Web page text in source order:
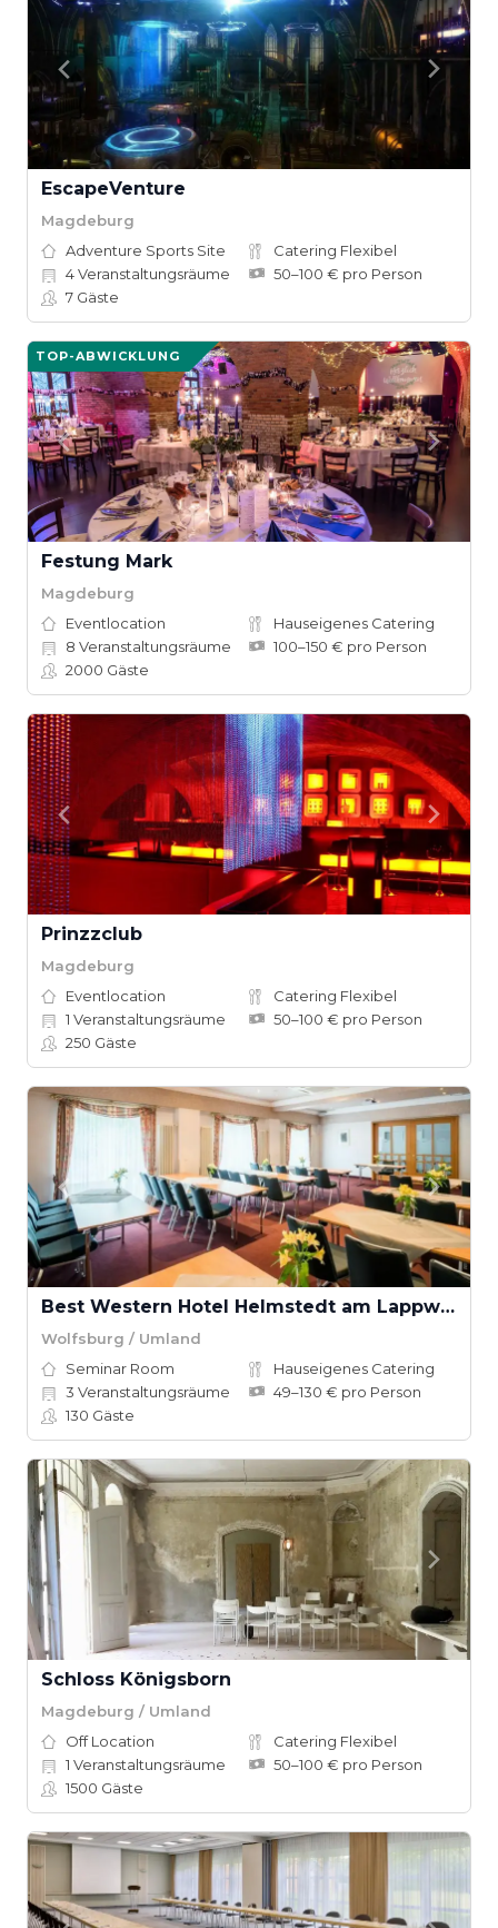
EscapeVenture
Magdeburg
Adventure Sports Site
Catering Flexibel
4Veranstaltungsräume
50–100 € pro Person
7 Gäste
TOP-ABWICKLUNG
Festung Mark
Magdeburg
Eventlocation
Hauseigenes Catering
8 Veranstaltungsräume
100–150 € pro Person
2000 Gäste
Prinzzclub
Magdeburg
Eventlocation
Catering Flexibel
1 Veranstaltungsräume
50–100 € pro Person
250 Gäste
Best Western Hotel Helmstedt am Lappwald
Wolfsburg / Umland
Seminar Room
Hauseigenes Catering
3 Veranstaltungsräume
49–130 € pro Person
130 Gäste
Schloss Königsborn
Magdeburg / Umland
Off Location
Catering Flexibel
1 Veranstaltungsräume
50–100 € pro Person
1500 Gäste